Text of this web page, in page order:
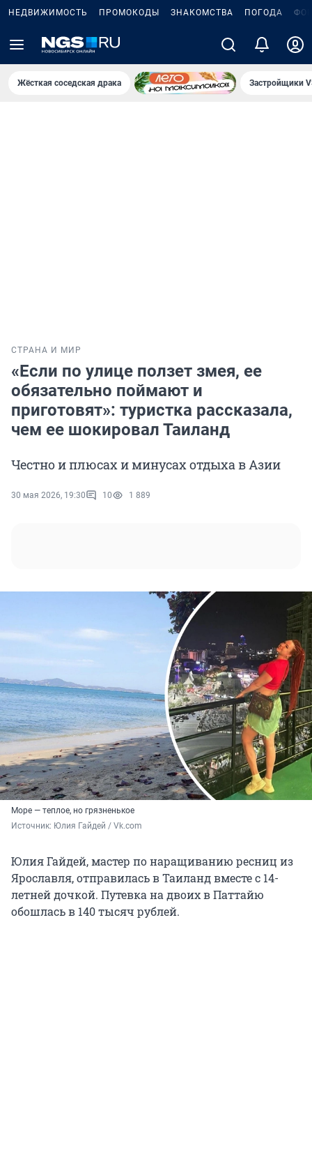
НЕДВИЖИМОСТЬ ПРОМОКОДЫ ЗНАКОМСТВА ПОГОДА
Жёсткая соседская драка Застройщики
СТРАНА И МИР
«Если по улице ползет змея, ее
обязательно поймают и
приготовят»: туристка рассказала,
чем ее шокировал Таиланд
Честно и плюсах и минусах отдыха в Азии
30 мая 2026, 19:30 10 1 889
Море — теплое, но грязненькое
Источник: Юлия Гайдей / Vk.com
Юлия Гайдей, мастер по наращиванию ресниц из
Ярославля, отправилась в Таиланд вместе с 14-
летней дочкой. Путевка на двоих в Паттайю
обошлась в 140 тысяч рублей.